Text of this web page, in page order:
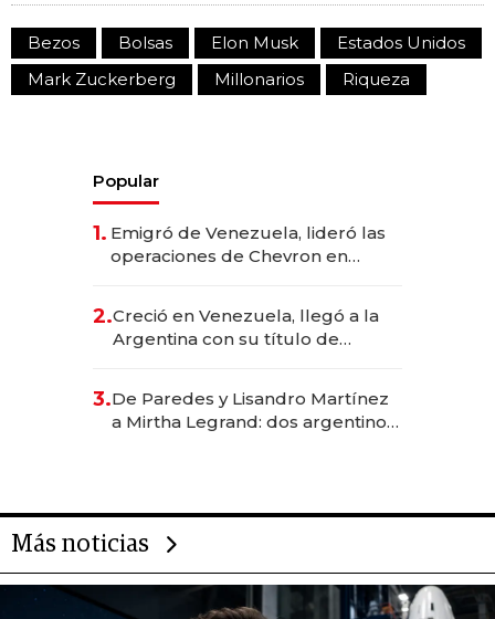
Bezos Bolsas Elon Musk
Estados Unidos
Mark Zuckerberg
Millonarios Riqueza
Popular
1. Emigró de Venezuela, lideró las
operaciones de Chevron en
2.Creció en Venezuela, llegó a la
Argentina con su título de
las marcas "fast premium"
3.De Paredes y Lisandro Martínez
a Mirtha Legrand: dos argentinos
Más noticias